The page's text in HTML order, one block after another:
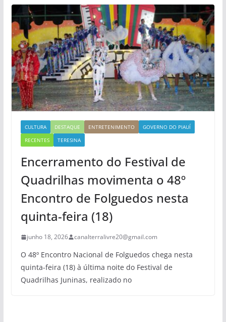
CULTURA DESTAQUE ENTRETENIMENTO
GOVERNO DO PIAUÍ
RECENTES
TERESINA
Encerramento do Festival de
Quadrilhas movimenta o 48º
Encontro de Folguedos nesta
quinta-feira (18)
junho 18, 2026 canalterralivre20@gmail.com
O 48º Encontro Nacional de Folguedos chega nesta
quinta-feira (18) à última noite do Festival de
Quadrilhas Juninas, realizado no